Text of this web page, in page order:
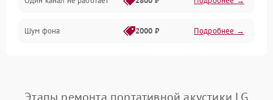
Шум фона 2000 ₽ Подробнее →